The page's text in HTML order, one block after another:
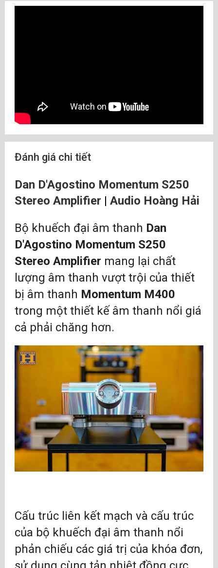
Trở kháng đầu vào:
Trở kháng đầu ra:0.12Ω
Kích thước(RxCxS):
Trọng lượng:43.2 kg
Đánh giá chi tiết
Dan D'Agostino Momentum S250
Stereo Amplifier | Audio Hoàng Hải
Bộ khuếch đại âm thanh Dan
D'Agostino Momentum S250
Stereo Amplifier mang lại chất
lượng âm thanh vượt trội của thiết
bị âm thanh Momentum M400
trong một thiết kế âm thanh nổi giá
cả phải chăng hơn.
Cấu trúc liên kết mạch và cấu trúc
của bộ khuếch đại âm thanh nổi
phản chiếu các giá trị của khóa đơn,